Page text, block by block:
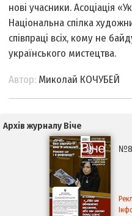
нові учасники. Асоціація
Національна спілка
співпраці всіх, кому не
українського мистецтва.
Автор: Миколай КОЧУБЕЙ
Архів журналу Віче
№8